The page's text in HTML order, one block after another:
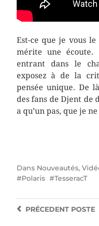
Est-ce que je vous
mérite une écoute.
entrant dans le
exposez à de la
pensée unique. De
des fans de Djent de
a qu’un pas, que je
Dans Nouveautés,
Polaris
TesseracT
PRÉCEDENTPOSTE